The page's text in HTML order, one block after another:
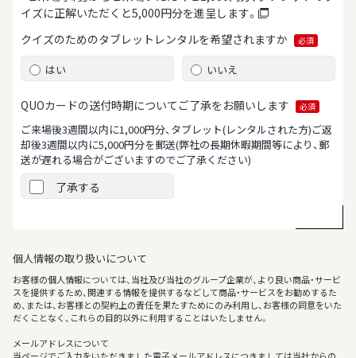
イズに正解いただくと5,000円分を進呈します。
クイズのためのタブレット レンタルを希望されますか 必須
はい いいえ
QUOカードの送付時期について ご了承をお願いします 必須
ご来場後3週間以内に1,000円分、タブレット(レンタルされた方)ご返
却後3週間以内に5,000円分を郵送(弊社の長期休暇期間等により、郵
送が遅れる場合がございますのでご了承ください)
了承する
個人情報の取り扱いについて
お客様の個人情報については、当社及び当社のグループ企業が、より良い商品・サービ
スを提供するため、関連する情報を提供するなどして商品・サービスをお勧めするた
め、または、お客様との契約上の責任を果たすためにのみ利用し、お客様の同意をいた
だくことなく、これらの目的以外に利用することはいたしません。
メールアドレスについて